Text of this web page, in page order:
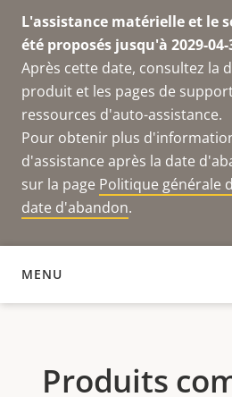
L'assistance matérielle et le
été proposés jusqu'à 2029-04-
Après cette date, consultez la
produit et les pages de
ressources d'auto-assistance.
Pour obtenir plus
d'assistance après la date
sur la page Politique générale
date d'abandon.
MENU
PRODUITS COMPATIBLES
Produits